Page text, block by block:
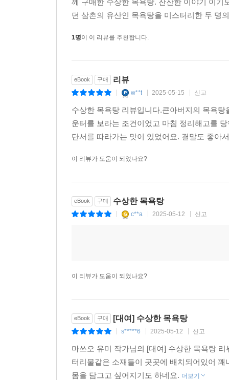
던 삼촌의 유산인 목욕탕을 미스터리한 두 명
1명이 이 리뷰를 추천합니다.
eBook 구매 리뷰
w**t 2025-05-15 신고
수상한 목욕탕 리뷰입니다.큰아버지의 목욕
운터를 보라는 조건이었고 마침 정리해고를
단서를 따라가는 맛이 있었어요. 결말도 좋아
이 리뷰가 도움이 되었나요?
eBook 구매 수상한 목욕탕
c**a 2025-05-12 신고
이 리뷰가 도움이 되었나요?
eBook 구매 [대여] 수상한 목욕탕
s*****6 2025-05-12 신고
마쓰오 유미 작가님의 [대여] 수상한 목욕탕
터리물같은 소재들이 곳곳에 배치되어있어
몸을 담그고 싶어지기도 하네요. 더보기